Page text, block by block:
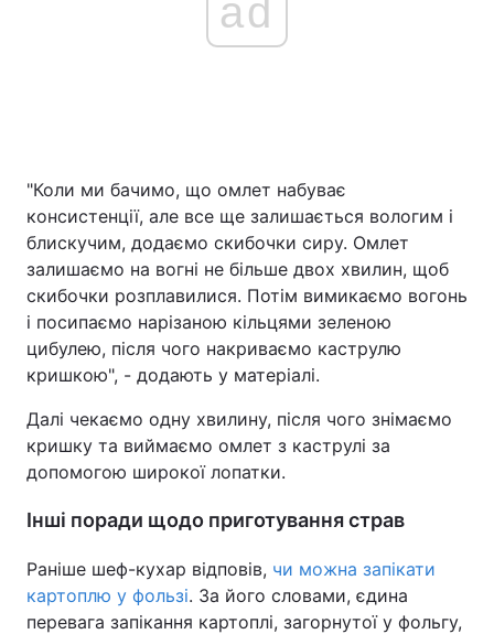
ad
"Коли ми бачимо, що омлет набуває
консистенції, але все ще залишається вологим і
блискучим, додаємо скибочки сиру. Омлет
залишаємо на вогні не більше двох хвилин, щоб
скибочки розплавилися. Потім вимикаємо вогонь
і посипаємо нарізаною кільцями зеленою
цибулею, після чого накриваємо каструлю
кришкою", - додають у матеріалі.
Далі чекаємо одну хвилину, після чого знімаємо
кришку та виймаємо омлет з каструлі за
допомогою широкої лопатки.
Інші поради щодо приготування страв
Раніше шеф-кухар відповів, чи можна запікати
картоплю у фользі. За його словами, єдина
перевага запікання картоплі, загорнутої у фольгу,